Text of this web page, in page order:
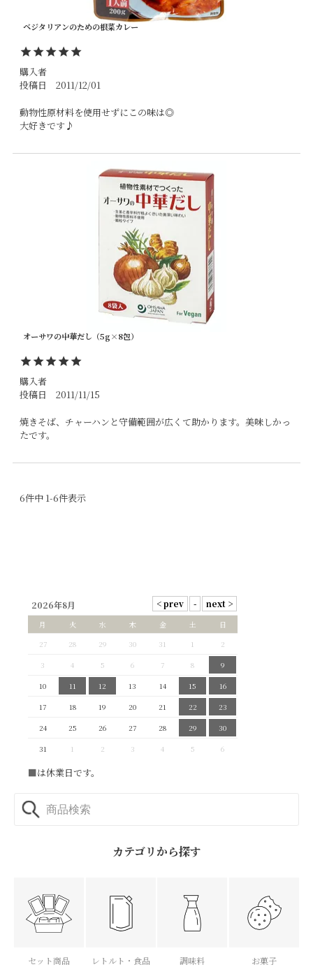
ベジタリアンのための根菜カレー
購入者
投稿日
2011/12/01
動物性原材料を使用せずにこの味は◎
大好きです♪
オーサワの中華だし（5g×8包）
購入者
投稿日
2011/11/15
焼きそば、チャーハンと守備範囲が広くて助かります。美味しかっ
たです。
6件中 1-6件表示
2026年8月
月 火 水 木 金 土
日
27
28 29 30 31 1
2
3
4 5 6 7 8
9
10
11 12 13 14 15
16
17
18 19 20 21 22
23
24
25 26 27 28 29
30
31
1 2 3 4 5 6
■は休業日です。
カテゴリから探す
セット商品 レトルト・食品 調味料 お菓子